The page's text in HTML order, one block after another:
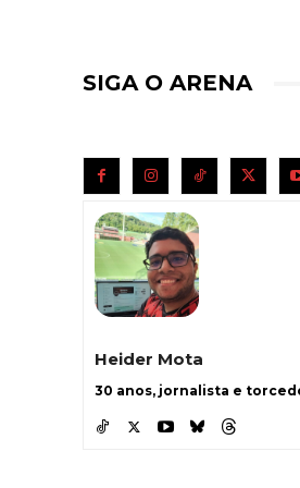
SIGA O ARENA
Heider Mota
30 anos, jornalista e